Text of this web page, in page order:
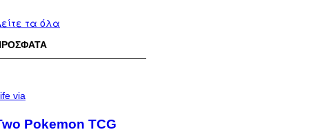
τα όλα
via
Pokemon TCG